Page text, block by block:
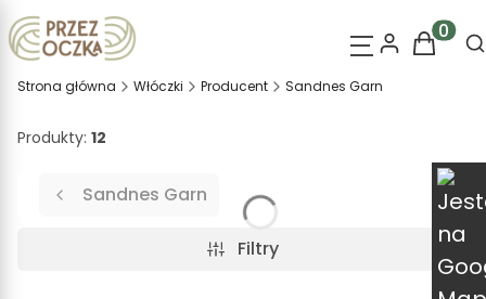
Strona główna Włóczki Producent Sandnes Garn
Produkty: 12
Sandnes Garn
Filtry